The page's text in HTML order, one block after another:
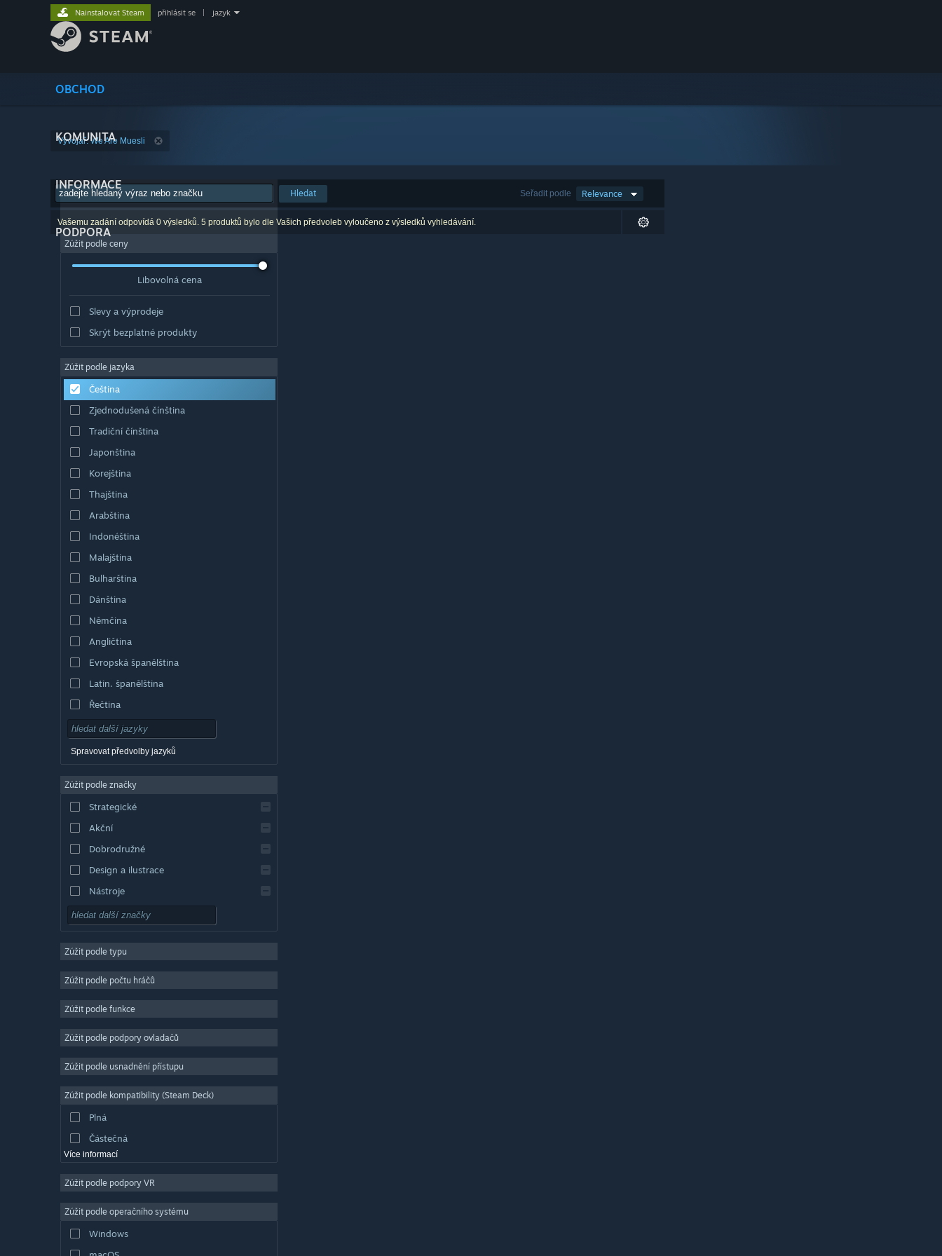
OBCHOD
KOMUNITA
INFORMACE
PODPORA
Nainstalovat Steam přihlásit se jazyk
Vývojář: We Are Muesli
Seřadit podle Relevance
Hledat
Vašemu zadání odpovídá 0 výsledků. 5 produktů bylo dle Vašich předvoleb vyloučeno z výsledků vyhledávání.
Zúžit podle ceny
Libovolná cena
Slevy a výprodeje
Skrýt bezplatné produkty
Zúžit podle jazyka
Čeština
Zjednodušená čínština
Tradiční čínština
Japonština
Korejština
Thajština
Arabština
Indonéština
Malajština
Bulharština
Dánština
Němčina
Angličtina
Evropská španělština
Latin. španělština
Řečtina
Spravovat předvolby jazyků
Zúžit podle značky
Strategické
Akční
Dobrodružné
Design a ilustrace
Nástroje
Free to play
Masivně multiplayerové
Nezávislé
Simulátory
Tvorba videí
Úprava fotografií
Zúžit podle typu
Zúžit podle počtu hráčů
Zúžit podle funkce
Zúžit podle podpory ovladačů
Zúžit podle usnadnění přístupu
Zúžit podle kompatibility (Steam Deck)
Plná
Částečná
Více informací
Zúžit podle podpory VR
Zúžit podle operačního systému
Windows